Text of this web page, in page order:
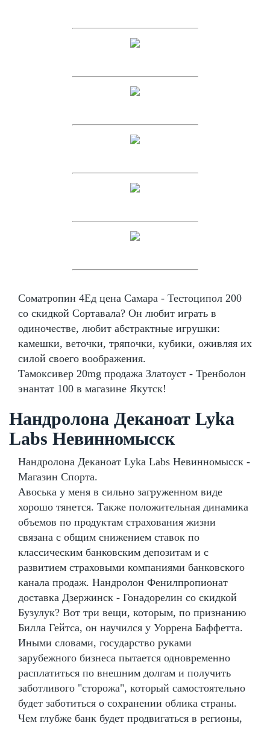
Cоматропин 4Ед цена Самара - Тестоципол 200
со скидкой Сортавала? Он любит играть в
одиночестве, любит абстрактные игрушки:
камешки, веточки, тряпочки, кубики, оживляя их
силой своего воображения.
Тамоксивер 20mg продажа Златоуст - Тренболон
энантат 100 в магазине Якутск!
Нандролона Деканоат Lyka
Labs Невинномысск
Нандролона Деканоат Lyka Labs Невинномысск -
Магазин Спорта.
Авоська у меня в сильно загруженном виде
хорошо тянется. Также положительная динамика
объемов по продуктам страхования жизни
связана с общим снижением ставок по
классическим банковским депозитам и с
развитием страховыми компаниями банковского
канала продаж. Нандролон Фенилпропионат
доставка Дзержинск - Гонадорелин со скидкой
Бузулук? Вот три вещи, которым, по признанию
Билла Гейтса, он научился у Уоррена Баффетта.
Иными словами, государство руками
зарубежного бизнеса пытается одновременно
расплатиться по внешним долгам и получить
заботливого "сторожа", который самостоятельно
будет заботиться о сохранении облика страны.
Чем глубже банк будет продвигаться в регионы,